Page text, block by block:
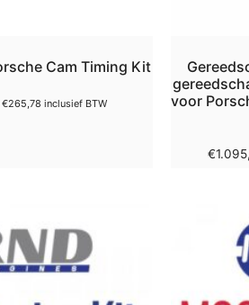
Cam Timing Kit
€265,78 inclusief BTW
voor
€